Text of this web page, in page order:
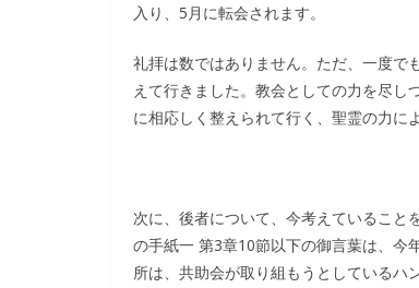
入り、5月に転会されます。
礼拝は数ではありません。ただ、一度で
えて行きました。教会としての力を尽
に相応しく整えられて行く、聖霊の力に
次に、後者について、今考えていること
の手紙一 第3章10節以下の御言葉は、今
所は、共助会が取り組もうとしているハ